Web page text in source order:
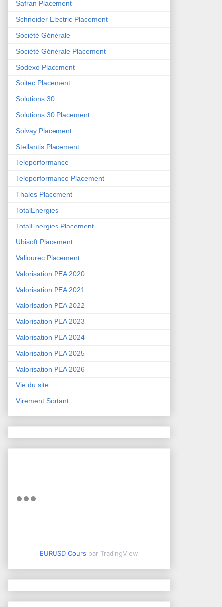
Safran Placement
Schneider Electric Placement
Société Générale
Société Générale Placement
Sodexo Placement
Soitec Placement
Solutions 30
Solutions 30 Placement
Solvay Placement
Stellantis Placement
Teleperformance
Teleperformance Placement
Thales Placement
TotalEnergies
TotalEnergies Placement
Ubisoft Placement
Vallourec Placement
Valorisation PEA 2020
Valorisation PEA 2021
Valorisation PEA 2022
Valorisation PEA 2023
Valorisation PEA 2024
Valorisation PEA 2025
Valorisation PEA 2026
Vie du site
Virement Sortant
EURUSD Cours par TradingView